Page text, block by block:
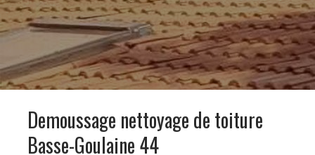
Demoussage nettoyage de toiture
Basse-Goulaine 44